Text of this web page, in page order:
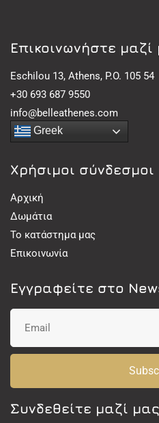
Eπικοινωνήστε μαζί
Eschilou 13, Athens, P.O. 105 54
+30 693 687 9550
info@belleathenes.com
Greek
Χρήσιμοι σύνδεσμοι
Αρχική
Δωμάτια
Το κατάστημα μας
Επικοινωνία
Εγγραφείτε στο
Συνδεθείτε μαζί μας